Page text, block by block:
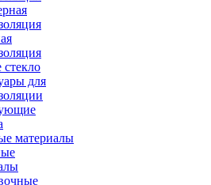
для
материалы